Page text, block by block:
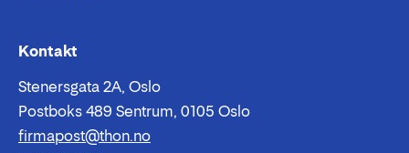
Kontakt
Stenersgata 2A, Oslo
Postboks 489 Sentrum, 0105 Oslo
Epost:
firmapost@thon.no
Telefon: